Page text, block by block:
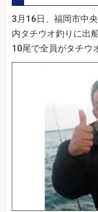
3月16日、福岡市中
内タチウオ釣りに出
10尾で全員がタチウ